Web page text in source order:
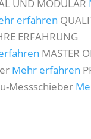
UND MODULAR
erfahren
ERFAHRUNG
MASTER
Mehr erfahren
Messschieber